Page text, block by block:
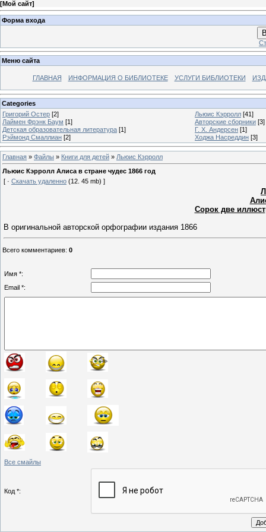
[Мой сайт]
Форма входа
Меню сайта
ГЛАВНАЯ ИНФОРМАЦИЯ О БИБЛИОТЕКЕ УСЛУГИ БИБЛИОТЕКИ
Categories
Григорий Остер [2] Льюис Кэрролл [41]
Лаймен Фрэнк Баум [1] Авторские сборники [3]
Детская образовательная литература [1] Г. Х. Андерсен [1]
Рэймонд Смаллиан [2] Ходжа Насреддин [3]
Главная » Файлы » Книги для детей » Льюис Кэрролл
Льюис Кэрролл Алиса в стране чудес 1866 год
[ · Скачать удаленно (12. 45 mb) ]
Сорок две
В оригинальной авторской орфографии издания 1866
Всего комментариев: 0
Имя *:
Email *:
Все смайлы
Код *: